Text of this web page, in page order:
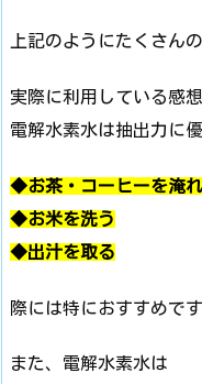
上記のようにたくさん
実際に利用している感
電解水素水は抽出力に
◆お茶・コーヒーを淹
◆お米を洗う
◆出汁を取る
際には特におすすめです
また、電解水素水は